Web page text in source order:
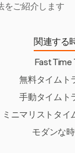
をご紹介します
関連する
Fast Time
無料タイムト
手動タイムト
ミニマリストタイ
モダンな